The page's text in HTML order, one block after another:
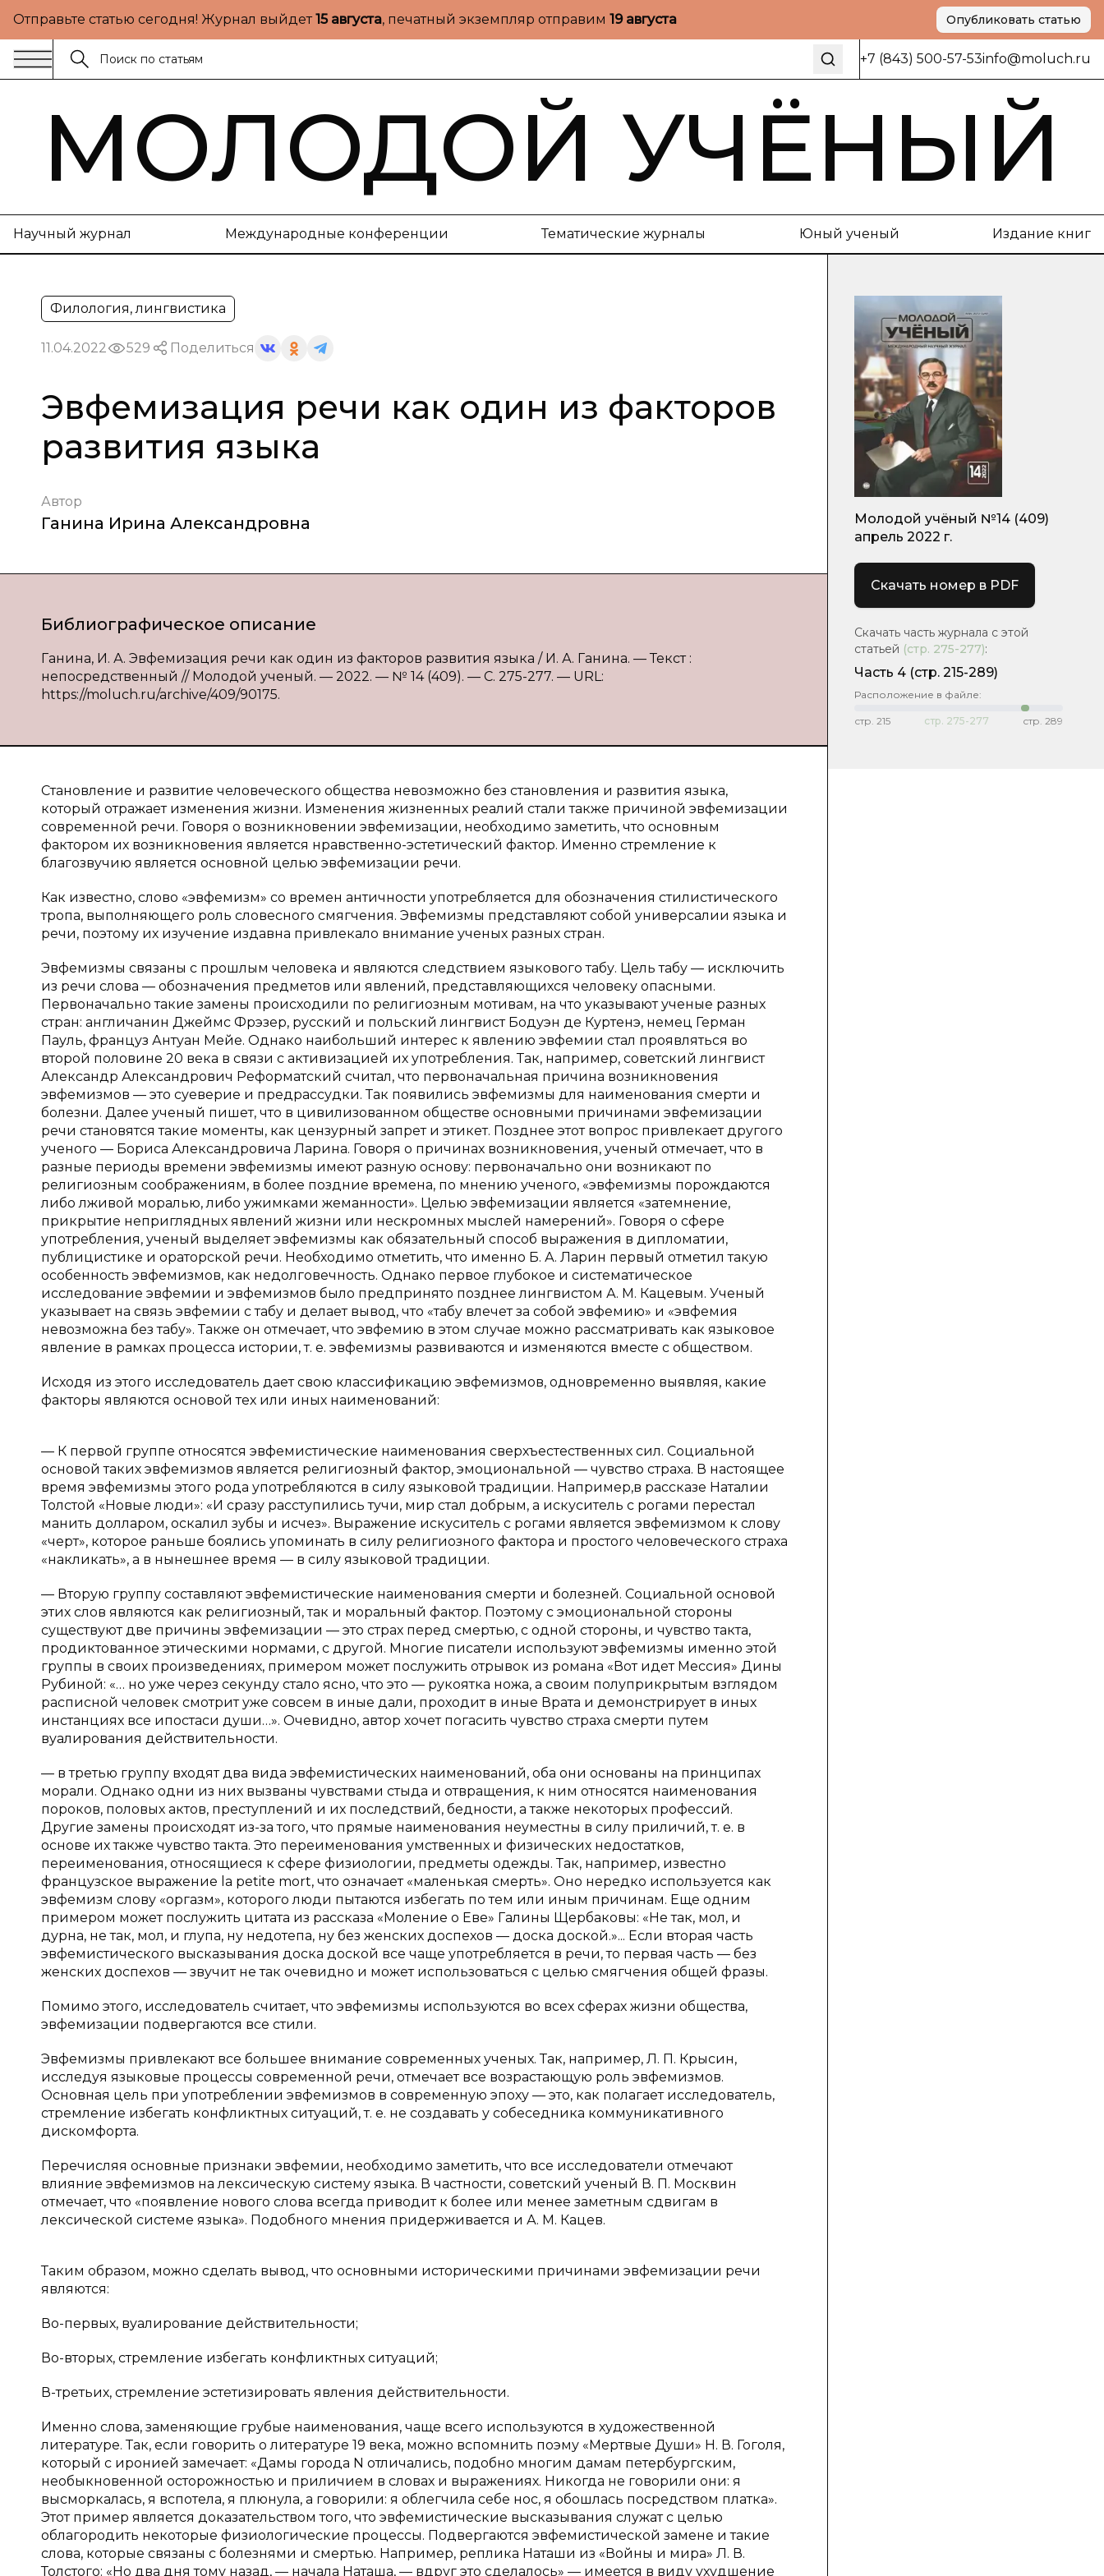
Отправьте статью сегодня! Журнал выйдет15 августа, печатный экземпляр отправим 19 августа Опубликовать статью
+7 (843) 500-57-53info@moluch.ru
МОЛОДОЙ УЧЁНЫЙ
Научный журнал Международные конференции Тематические журналы Юный ученый Издание книг
Филология, лингвистика
11.04.2022 529 Поделиться
Эвфемизация речи как один из факторов
развития языка
Автор
Ганина Ирина Александровна
Библиографическое описание
Ганина, И. А. Эвфемизация речи как один из факторов развития языка / И. А. Ганина. — Текст :
непосредственный // Молодой ученый. — 2022. — № 14 (409). — С. 275-277. — URL:
https://moluch.ru/archive/409/90175.
Становление и развитие человеческого общества невозможно без становления и развития языка,
который отражает изменения жизни. Изменения жизненных реалий стали также причиной эвфемизации
современной речи. Говоря о возникновении эвфемизации, необходимо заметить, что основным
фактором их возникновения является нравственно-эстетический фактор. Именно стремление к
благозвучию является основной целью эвфемизации речи.
Как известно, слово «эвфемизм» со времен античности употребляется для обозначения стилистического
тропа, выполняющего роль словесного смягчения. Эвфемизмы представляют собой универсалии языка и
речи, поэтому их изучение издавна привлекало внимание ученых разных стран.
Эвфемизмы связаны с прошлым человека и являются следствием языкового табу. Цель табу — исключить
из речи слова — обозначения предметов или явлений, представляющихся человеку опасными.
Первоначально такие замены происходили по религиозным мотивам, на что указывают ученые разных
стран: англичанин Джеймс Фрэзер, русский и польский лингвист Бодуэн де Куртенэ, немец Герман
Пауль, француз Антуан Мейе. Однако наибольший интерес к явлению эвфемии стал проявляться во
второй половине 20 века в связи с активизацией их употребления. Так, например, советский лингвист
Александр Александрович Реформатский считал, что первоначальная причина возникновения
эвфемизмов — это суеверие и предрассудки. Так появились эвфемизмы для наименования смерти и
болезни. Далее ученый пишет, что в цивилизованном обществе основными причинами эвфемизации
речи становятся такие моменты, как цензурный запрет и этикет. Позднее этот вопрос привлекает другого
ученого — Бориса Александровича Ларина. Говоря о причинах возникновения, ученый отмечает, что в
разные периоды времени эвфемизмы имеют разную основу: первоначально они возникают по
религиозным соображениям, в более поздние времена, по мнению ученого, «эвфемизмы порождаются
либо лживой моралью, либо ужимками жеманности». Целью эвфемизации является «затемнение,
прикрытие неприглядных явлений жизни или нескромных мыслей намерений». Говоря о сфере
употребления, ученый выделяет эвфемизмы как обязательный способ выражения в дипломатии,
публицистике и ораторской речи. Необходимо отметить, что именно Б. А. Ларин первый отметил такую
особенность эвфемизмов, как недолговечность. Однако первое глубокое и систематическое
исследование эвфемии и эвфемизмов было предпринято позднее лингвистом А. М. Кацевым. Ученый
указывает на связь эвфемии с табу и делает вывод, что «табу влечет за собой эвфемию» и «эвфемия
невозможна без табу». Также он отмечает, что эвфемию в этом случае можно рассматривать как языковое
явление в рамках процесса истории, т. е. эвфемизмы развиваются и изменяются вместе с обществом.
Исходя из этого исследователь дает свою классификацию эвфемизмов, одновременно выявляя, какие
факторы являются основой тех или иных наименований:
— К первой группе относятся эвфемистические наименования сверхъестественных сил. Социальной
основой таких эвфемизмов является религиозный фактор, эмоциональной — чувство страха. В настоящее
время эвфемизмы этого рода употребляются в силу языковой традиции. Например,в рассказе Наталии
Толстой «Новые люди»: «И сразу расступились тучи, мир стал добрым, а искуситель с рогами перестал
манить долларом, оскалил зубы и исчез». Выражение искуситель с рогами является эвфемизмом к слову
«черт», которое раньше боялись упоминать в силу религиозного фактора и простого человеческого страха
«накликать», а в нынешнее время — в силу языковой традиции.
— Вторую группу составляют эвфемистические наименования смерти и болезней. Социальной основой
этих слов являются как религиозный, так и моральный фактор. Поэтому с эмоциональной стороны
существуют две причины эвфемизации — это страх перед смертью, с одной стороны, и чувство такта,
продиктованное этическими нормами, с другой. Многие писатели используют эвфемизмы именно этой
группы в своих произведениях, примером может послужить отрывок из романа «Вот идет Мессия» Дины
Рубиной: «… но уже через секунду стало ясно, что это — рукоятка ножа, а своим полуприкрытым взглядом
расписной человек смотрит уже совсем в иные дали, проходит в иные Врата и демонстрирует в иных
инстанциях все ипостаси души…». Очевидно, автор хочет погасить чувство страха смерти путем
вуалирования действительности.
— в третью группу входят два вида эвфемистических наименований, оба они основаны на принципах
морали. Однако одни из них вызваны чувствами стыда и отвращения, к ним относятся наименования
пороков, половых актов, преступлений и их последствий, бедности, а также некоторых профессий.
Другие замены происходят из-за того, что прямые наименования неуместны в силу приличий, т. е. в
основе их также чувство такта. Это переименования умственных и физических недостатков,
переименования, относящиеся к сфере физиологии, предметы одежды. Так, например, известно
французское выражение la petite mort, что означает «маленькая смерть». Оно нередко используется как
эвфемизм слову «оргазм», которого люди пытаются избегать по тем или иным причинам. Еще одним
примером может послужить цитата из рассказа «Моление о Еве» Галины Щербаковы: «Не так, мол, и
дурна, не так, мол, и глупа, ну недотепа, ну без женских доспехов — доска доской.»... Если вторая часть
эвфемистического высказывания доска доской все чаще употребляется в речи, то первая часть — без
женских доспехов — звучит не так очевидно и может использоваться с целью смягчения общей фразы.
Помимо этого, исследователь считает, что эвфемизмы используются во всех сферах жизни общества,
эвфемизации подвергаются все стили.
Эвфемизмы привлекают все большее внимание современных ученых. Так, например, Л. П. Крысин,
исследуя языковые процессы современной речи, отмечает все возрастающую роль эвфемизмов.
Основная цель при употреблении эвфемизмов в современную эпоху — это, как полагает исследователь,
стремление избегать конфликтных ситуаций, т. е. не создавать у собеседника коммуникативного
дискомфорта.
Перечисляя основные признаки эвфемии, необходимо заметить, что все исследователи отмечают
влияние эвфемизмов на лексическую систему языка. В частности, советский ученый В. П. Москвин
отмечает, что «появление нового слова всегда приводит к более или менее заметным сдвигам в
лексической системе языка». Подобного мнения придерживается и А. М. Кацев.
Таким образом, можно сделать вывод, что основными историческими причинами эвфемизации речи
являются:
Во-первых, вуалирование действительности;
Во-вторых, стремление избегать конфликтных ситуаций;
В-третьих, стремление эстетизировать явления действительности.
Именно слова, заменяющие грубые наименования, чаще всего используются в художественной
литературе. Так, если говорить о литературе 19 века, можно вспомнить поэму «Мертвые Души» Н. В. Гоголя,
который с иронией замечает: «Дамы города N отличались, подобно многим дамам петербургским,
необыкновенной осторожностью и приличием в словах и выражениях. Никогда не говорили они: я
высморкалась, я вспотела, я плюнула, а говорили: я облегчила себе нос, я обошлась посредством платка».
Этот пример является доказательством того, что эвфемистические высказывания служат с целью
облагородить некоторые физиологические процессы. Подвергаются эвфемистической замене и такие
слова, которые связаны с болезнями и смертью. Например, реплика Наташи из «Войны и мира» Л. В.
Толстого: «Но два дня тому назад, — начала Наташа, — вдруг это сделалось» — имеется в виду ухудшение
Молодой учёный №14 (409)
апрель 2022 г.
Скачать номер в PDF
Скачать часть журнала с этой
статьей (стр. 275-277):
Часть 4 (стр. 215-289)
Расположение в файле:
стр. 215 стр. 275-277 стр. 289